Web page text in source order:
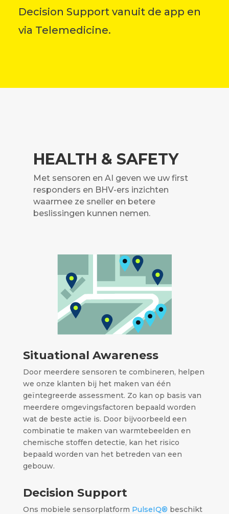
Decision Support vanuit de app en
via Telemedicine.
HEALTH & SAFETY
Met sensoren en AI geven we uw first
responders en BHV-ers inzichten
waarmee ze sneller en betere
beslissingen kunnen nemen.
Situational Awareness
Door meerdere sensoren te combineren, helpen
we onze klanten bij het maken van één
geïntegreerde assessment. Zo kan op basis van
meerdere omgevingsfactoren bepaald worden
wat de beste actie is. Door bijvoorbeeld een
combinatie te maken van warmtebeelden en
chemische stoffen detectie, kan het risico
bepaald worden van het betreden van een
gebouw.
Decision Support
Ons mobiele sensorplatform PulseIQ® beschikt